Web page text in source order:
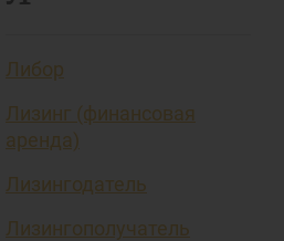
Либор
Лизинг (финансовая
аренда)
Лизингодатель
Лизингополучатель